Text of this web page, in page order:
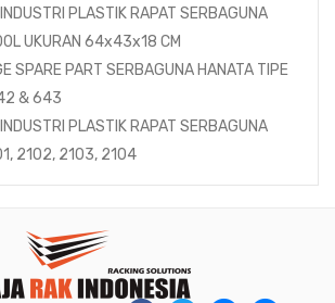
PLASTIK RAPAT SERBAGUNA
UKURAN 64x43x18 CM
SPARE PART SERBAGUNA HANATA TIPE
& 643
PLASTIK RAPAT SERBAGUNA
2102, 2103, 2104